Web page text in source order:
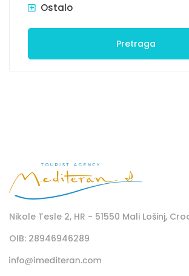
Ostalo
Pretraga
Nikole Tesle 2, HR - 51550 Mali Lošinj,
OIB: 28946946289